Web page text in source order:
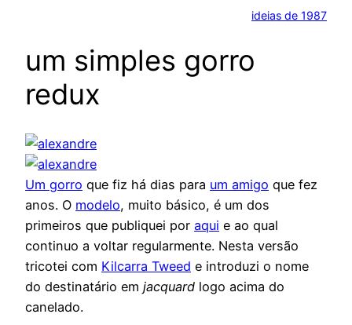
ideias de 1987
um simples gorro
redux
Um gorro que fiz há dias para um amigo que fez
anos. O modelo, muito básico, é um dos
primeiros que publiquei por aqui e ao qual
continuo a voltar regularmente. Nesta versão
tricotei com Kilcarra Tweed e introduzi o nome
do destinatário em jacquard logo acima do
canelado.